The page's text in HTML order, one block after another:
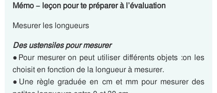
Mémo – leçon pour te préparer à l’évaluation
Mesurer les longueurs
Des ustensiles pour mesurer
●Pour mesurer on peut utiliser différents objets :on les
choisit en fonction de la longueur à mesurer.
●Une règle graduée en cm et mm pour mesurer des